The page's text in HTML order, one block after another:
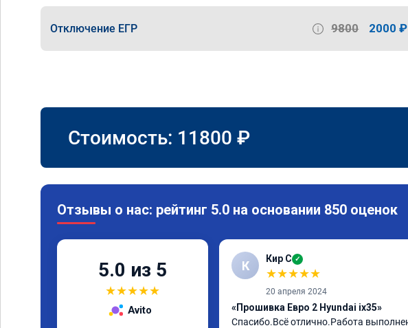
Отключение ЕГР 9800 2000 ₽
Стоимость: 11800 ₽
Отзывы о нас: рейтинг 5.0 на основании 850 оценок
5.0 из 5
★★★★★
Avito
К Кир С ✓
★★★★★
20 апреля 2024
«Прошивка Евро 2 Hyundai ix35»
Спасибо.Всё отлично.Работа